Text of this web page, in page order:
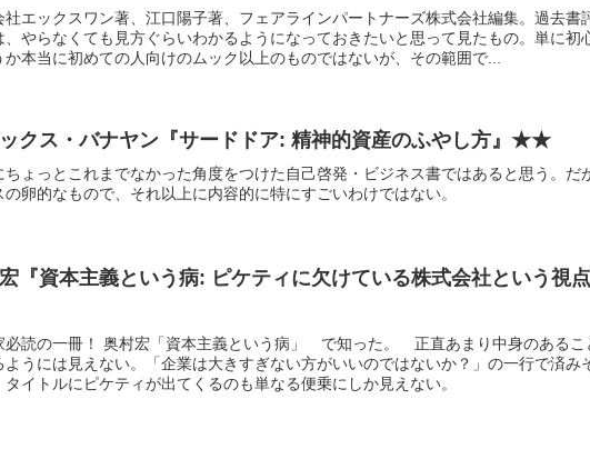
社エックスワン著、江口陽子著、フェアラインパートナーズ株式会社編集。過去
、やらなくても見方ぐらいわかるようになっておきたいと思って見たもの。単に初
か本当に初めての人向けのムック以上のものではないが、その範囲で...
クス・バナヤン『サードドア: 精神的資産のふやし方』★★
ちょっとこれまでなかった角度をつけた自己啓発・ビジネス書ではあると思う。だ
の卵的なもので、それ以上に内容的に特にすごいわけではない。
『資本主義という病: ピケティに欠けている株式会社という視点
必読の一冊！ 奥村宏「資本主義という病」 で知った。 正直あまり中身のあるこ
ようには見えない。「企業は大きすぎない方がいいのではないか？」の一行で済み
イトルにピケティが出てくるのも単なる便乗にしか見えない。